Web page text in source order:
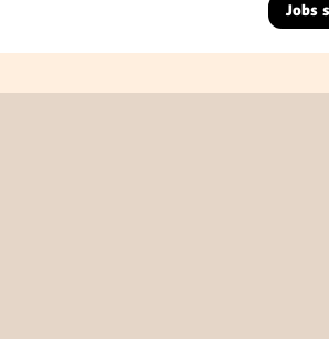
Jobs